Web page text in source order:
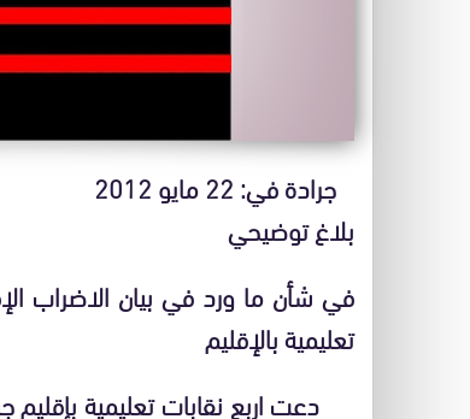
جرادة في: 22 مايو 2012
بلاغ توضيحي
تعليمية بالإقليم